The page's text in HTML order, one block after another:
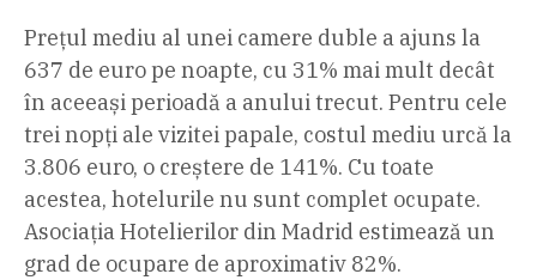
Prețul mediu al unei camere duble a ajuns la
637 de euro pe noapte, cu 31% mai mult decât
în aceeași perioadă a anului trecut. Pentru cele
trei nopți ale vizitei papale, costul mediu urcă la
3.806 euro, o creștere de 141%. Cu toate
acestea, hotelurile nu sunt complet ocupate.
Asociația Hotelierilor din Madrid estimează un
grad de ocupare de aproximativ 82%.